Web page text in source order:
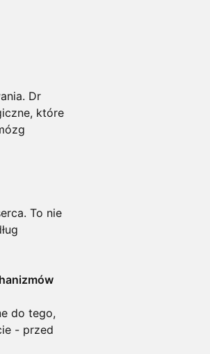
Dr
które
To nie
do tego,
- przed